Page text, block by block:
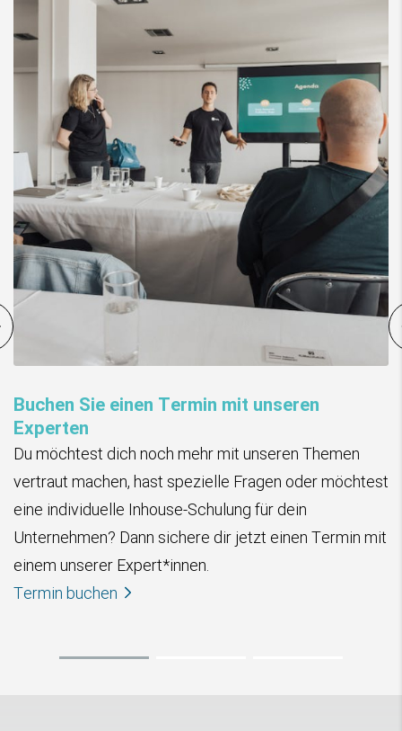
E-Learning
Entdecke die Freiheit des Lernens mit einem E-
zugeschnitten werden kann. Unser E-Learning-
wurde entwickelt, um dir und deinem Team ein
flexibles, personalisiertes und interaktives
Lernerlebnis zu ermöglichen.